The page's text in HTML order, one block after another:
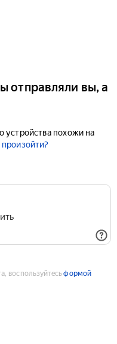
отправляли вы, а
устройства похожи на
воспользуйтесьформой